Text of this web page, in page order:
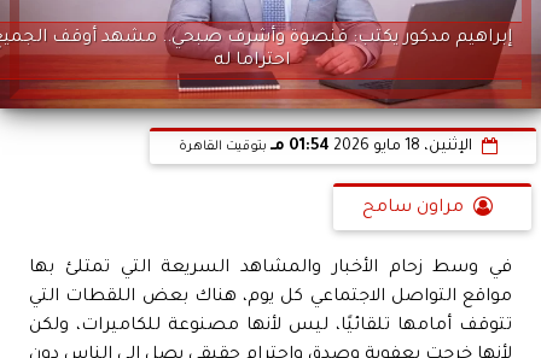
إبراهيم مدكور يكتب: قنصوة وأشرف صبحي.. مشهد أوقف
احتراما له
الإثنين، 18 مايو 2026 01:54 مـ بتوقيت القاهرة
مراون سامح
في وسط زحام الأخبار والمشاهد السريعة التي تمتلئ بها
مواقع التواصل الاجتماعي كل يوم، هناك بعض اللقطات التي
تتوقف أمامها تلقائيًا، ليس لأنها مصنوعة للكاميرات، ولكن